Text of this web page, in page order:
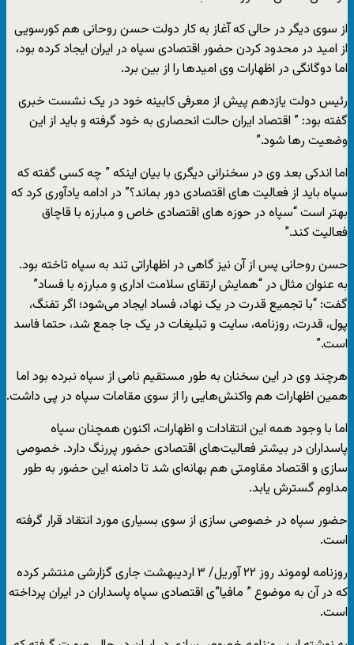
از سوی دیگر در حالی که آغاز به کار دولت حسن روحانی هم کورسویی
از امید در محدود کردن حضور اقتصادی سپاه در ایران ایجاد کرده بود،
اما دوگانگی در اظهارات وی امیدها را از بین برد.
رئیس دولت یازدهم پیش از معرفی کابینه خود در یک نشست خبری
گفته بود: ” اقتصاد ایران حالت انحصاری به خود گرفته و باید از این
وضعیت رها شود.”
اما اندکی بعد وی در سخنرانی دیگری با بیان اینکه ” چه کسی گفته که
سپاه باید از فعالیت های اقتصادی دور بماند؟” در ادامه یادآوری کرد که
بهتر است “سپاه در حوزه های اقتصادی خاص و مبارزه با قاچاق
فعالیت کند.”
حسن روحانی پس از آن نیز گاهی در اظهاراتی تند به سپاه تاخته بود.
به عنوان مثال در “همایش ارتقای سلامت اداری و مبارزه با فساد”
گفت: “با تجمیع قدرت در یک نهاد، فساد ایجاد می‌شود؛ اگر تفنگ،
پول، قدرت، روزنامه، سایت و تبلیغات در یک جا جمع شد، حتما فاسد
است.”
هرچند وی در این سخنان به طور مستقیم نامی از سپاه نبرده بود اما
همین اظهارات هم واکنش‌هایی را از سوی مقامات سپاه در پی داشت.
اما با وجود همه این انتقادات و اظهارات، اکنون همچنان سپاه
پاسداران در بیشتر فعالیت‌های اقتصادی حضور پررنگ دارد. خصوصی
سازی و اقتصاد مقاومتی هم بهانه‌ای شد تا دامنه این حضور به طور
مداوم گسترش یابد.
حضور سپاه در خصوصی سازی از سوی بسیاری مورد انتقاد قرار گرفته
است.
روزنامه لوموند روز ۲۲ آوریل/ ۳ اردیبهشت جاری گزارشی منتشر کرده
که در آن به موضوع ” مافیا”ی اقتصادی سپاه پاسداران در ایران پرداخته
است.